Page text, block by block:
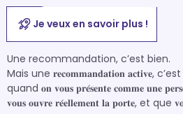
Je veux en savoir plus !
Une recommandation, c’est bien.
Mais une 𝐫𝐞𝐜𝐨𝐦𝐦𝐚𝐧𝐝𝐚𝐭𝐢𝐨𝐧 𝐚𝐜𝐭𝐢𝐯𝐞,
quand 𝐨𝐧 𝐯𝐨𝐮𝐬 𝐩𝐫𝐞́𝐬𝐞𝐧𝐭𝐞 𝐜𝐨𝐦𝐦𝐞 𝐮𝐧𝐞
𝐯𝐨𝐮𝐬 𝐨𝐮𝐯𝐫𝐞 𝐫𝐞́𝐞𝐥𝐥𝐞𝐦𝐞𝐧𝐭 𝐥𝐚 𝐩𝐨𝐫𝐭𝐞, et que